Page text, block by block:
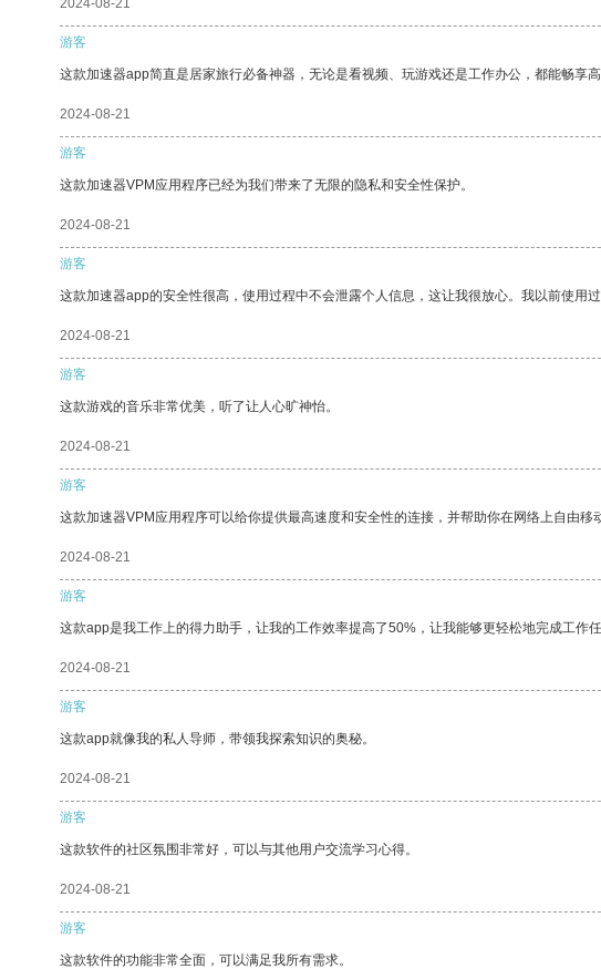
2024-08-21
游客
这款加速器app简直是居家旅行必备神器，无论是看视频、玩游戏还是工作办公，都能畅享
2024-08-21
游客
这款加速器VPM应用程序已经为我们带来了无限的隐私和安全性保护。
2024-08-21
游客
这款加速器app的安全性很高，使用过程中不会泄露个人信息，这让我很放心。我以前使用
2024-08-21
游客
这款游戏的音乐非常优美，听了让人心旷神怡。
2024-08-21
游客
这款加速器VPM应用程序可以给你提供最高速度和安全性的连接，并帮助你在网络上自由移
2024-08-21
游客
这款app是我工作上的得力助手，让我的工作效率提高了50%，让我能够更轻松地完成工作任
2024-08-21
游客
这款app就像我的私人导师，带领我探索知识的奥秘。
2024-08-21
游客
这款软件的社区氛围非常好，可以与其他用户交流学习心得。
2024-08-21
游客
这款软件的功能非常全面，可以满足我所有需求。